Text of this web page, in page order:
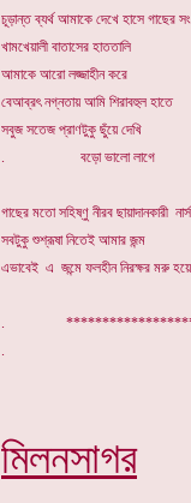
চূড়ান্ত ব্যর্থ আমাকে দেখে হাসে গাছের
খামখেয়ালী বাতাসের হাততালি
আমাকে আরো লজ্জাহীন করে
বেআব্রৎ নগ্নতায় আমি শিরাবহুল হাতে
সবুজ সতেজ প্রাণটুকু ছুঁয়ে দেখি
. বড়ো ভালো লাগে
গাছের মতো সহিষ্ণু নীরব ছায়াদানকারী
সবটুকু শুশ্রূষা নিতেই আমার জন্ম
এভাবেই এ জন্মে ফলহীন নিরক্ষর মরু
.
মিলনসাগর